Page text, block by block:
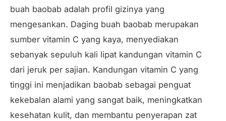
buah baobab adalah profil gizinya yang
mengesankan. Daging buah baobab merupakan
sumber vitamin C yang kaya, menyediakan
sebanyak sepuluh kali lipat kandungan vitamin C
dari jeruk per sajian. Kandungan vitamin C yang
tinggi ini menjadikan baobab sebagai penguat
kekebalan alami yang sangat baik, meningkatkan
kesehatan kulit, dan membantu penyerapan zat